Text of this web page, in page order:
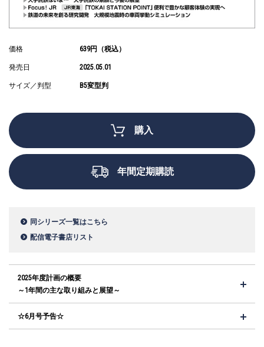
価格 639円（税込）
発売日 2025.05.01
サイズ／判型 B5変型判
購入
年間定期購読
同シリーズ一覧はこちら
配信電子書店リスト
2025年度計画の概要
～1年間の主な取り組みと展望～
☆6月号予告☆